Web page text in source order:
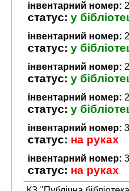
інвентарний номер:
статус: у
інвентарний номер:
статус: у
інвентарний номер:
статус: у
інвентарний номер:
статус: у
інвентарний номер:
статус: на руках
інвентарний номер:
статус: на руках